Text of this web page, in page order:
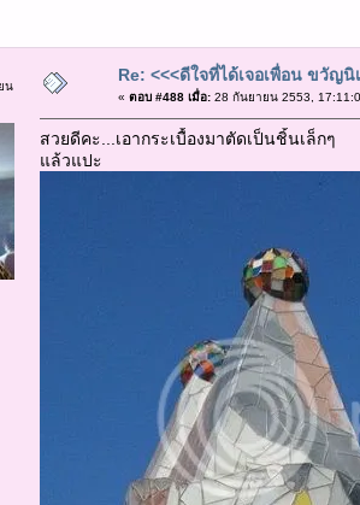
น
Re: <<<ดีใจที่ได้เจอเพื่อน ขวัญนิ
« ตอบ #488 เมื่อ:28 กันยายน 2553,
สวยดีคะ...เอากระเบื้องมาตัดเป็นชิ้นเล็กๆ
แล้วแปะ